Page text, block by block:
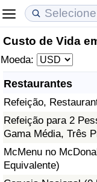
Custo de Vida
Moeda:
Restaurantes
Refeição,
Refeição para 2
Gama Média, Três
McMenu no
Equivalente)
Custo de Vida
Indicador de
Indicador de
em Aqaba
Preços de Imóveis
Indicador de
Indicador de
Qualidade de Vida
Indicador de
Índice de
Crime